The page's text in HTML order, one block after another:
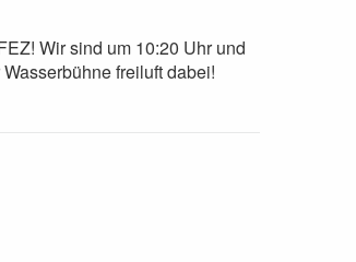
Wir sind um 10:20 Uhr und
freiluft dabei!